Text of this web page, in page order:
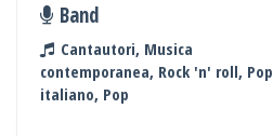
Band
Cantautori, Musica
contemporanea, Rock 'n' roll, Pop
italiano, Pop